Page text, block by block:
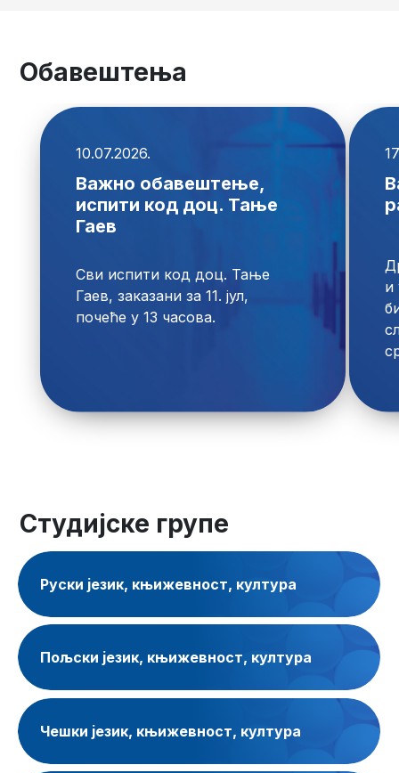
Обавештења
10.07.2026.
Важно обавештење,
испити код доц. Тање
Гаев
Сви испити код доц. Тање
Гаев, заказани за 11. јул,
и
Студијске групе
Руски језик, књижевност, култура
Пољски језик, књижевност, култура
Чешки језик, књижевност, култура